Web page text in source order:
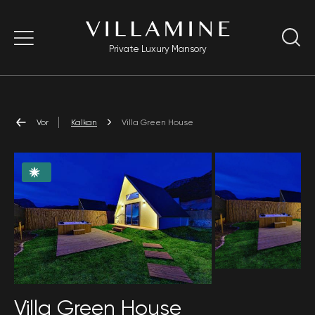
Private Luxury Mansory
Vor Kalkan Villa Green House
Villa Green House